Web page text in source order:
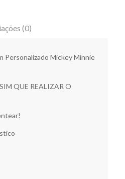
(0)
Personalizado Mickey Minnie
QUE REALIZAR O